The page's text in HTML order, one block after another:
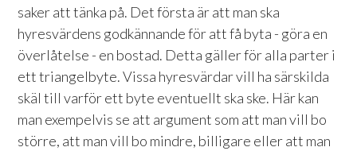
saker att tänka på. Det första är att man ska
hyresvärdens godkännande för att få byta - göra en
överlåtelse - en bostad. Detta gäller för alla parter i
ett triangelbyte. Vissa hyresvärdar vill ha särskilda
skäl till varför ett byte eventuellt ska ske. Här kan
man exempelvis se att argument som att man vill bo
större, att man vill bo mindre, billigare eller att man